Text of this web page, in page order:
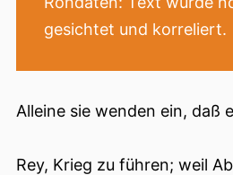
gesichtet und korreliert.
Alleine sie wenden ein, daß
Rey, Krieg zu führen; weil